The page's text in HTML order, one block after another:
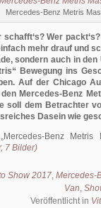
Mercedes-Benz Metris
schafft‘s? Wer
mehr drauf und
sondern auch in
Bewegung ins
Auf der Chicago
Mercedes-Benz
soll dem Betrachter
Dasein wie
Mercedes-Benz Metris
7 Bilder)
Show 2017, Mercedes-
Van,
Veröffentlicht in